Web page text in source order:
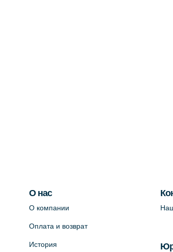
О нас
О компании
Оплата и возврат
История